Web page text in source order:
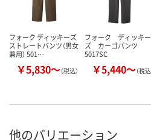
フォーク ディッキーズ
ストレートパンツ（男女
兼用） 501…
￥5,830～（税込）
フォーク ディッキー
ズ カーゴパンツ
5017SC
￥5,440～（税込
他のバリエーション